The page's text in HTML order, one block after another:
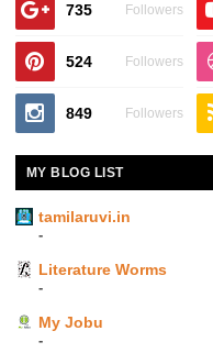
735 Followers
524 Followers
849 Followers
MY BLOG LIST
tamilaruvi.in
-
Literature Worms
-
My Jobu
-